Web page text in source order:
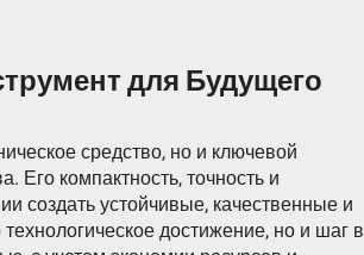
для Будущего
средство, но и ключевой
Его компактность, точность и
создать устойчивые, качественные и
достижение, но и шаг в